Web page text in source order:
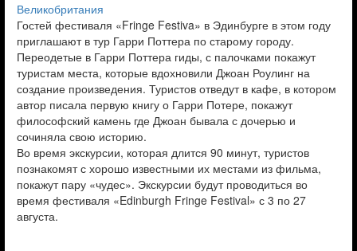
Великобритания
Гостей фестиваля «Fringe Festiva» в Эдинбурге в этом году
приглашают в тур Гарри Поттера по старому городу.
Переодетые в Гарри Поттера гиды, с палочками покажут
туристам места, которые вдохновили Джоан Роулинг на
создание произведения. Туристов отведут в кафе, в котором
автор писала первую книгу о Гарри Потере, покажут
философский камень где Джоан бывала с дочерью и
сочиняла свою историю.
Во время экскурсии, которая длится 90 минут, туристов
познакомят с хорошо известными их местами из фильма,
покажут пару «чудес». Экскурсии будут проводиться во
время фестиваля «Edinburgh Fringe Festival» с 3 по 27
августа.